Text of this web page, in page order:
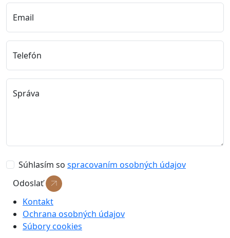
Email
Telefón
Správa
Súhlasím so spracovaním osobných údajov
Odoslať
Kontakt
Ochrana osobných údajov
Súbory cookies